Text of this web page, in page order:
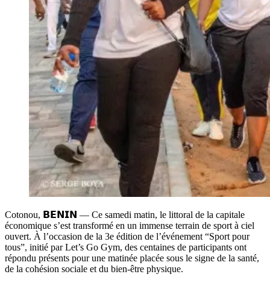
Cotonou, 𝗕𝗘𝗡𝗜𝗡 — Ce samedi matin, le littoral de la capitale
économique s’est transformé en un immense terrain de sport à ciel
ouvert. À l’occasion de la 3e édition de l’événement “Sport pour
tous”, initié par Let’s Go Gym, des centaines de participants ont
répondu présents pour une matinée placée sous le signe de la santé,
de la cohésion sociale et du bien-être physique.